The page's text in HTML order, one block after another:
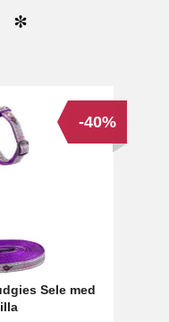
*
Sele med
-40%